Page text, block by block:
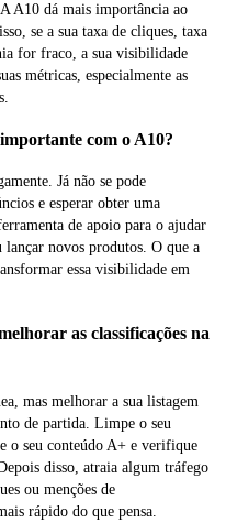
A10 dá mais importância ao
se a sua taxa de cliques, taxa
for fraco, a sua visibilidade
métricas, especialmente as
com o A10?
Já não se pode
e esperar obter uma
de apoio para o ajudar
lançar novos produtos. O que a
essa visibilidade em
as classificações na
mas melhorar a sua listagem
de partida. Limpe o seu
o seu conteúdo A+ e verifique
disso, atraia algum tráfego
ou menções de
rápido do que pensa.